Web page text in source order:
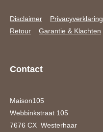
Disclaimer Privacyverklaring
Retour
Garantie & Klachten
Contact
Maison105
Webbinkstraat 105
7676 CX Westerhaar